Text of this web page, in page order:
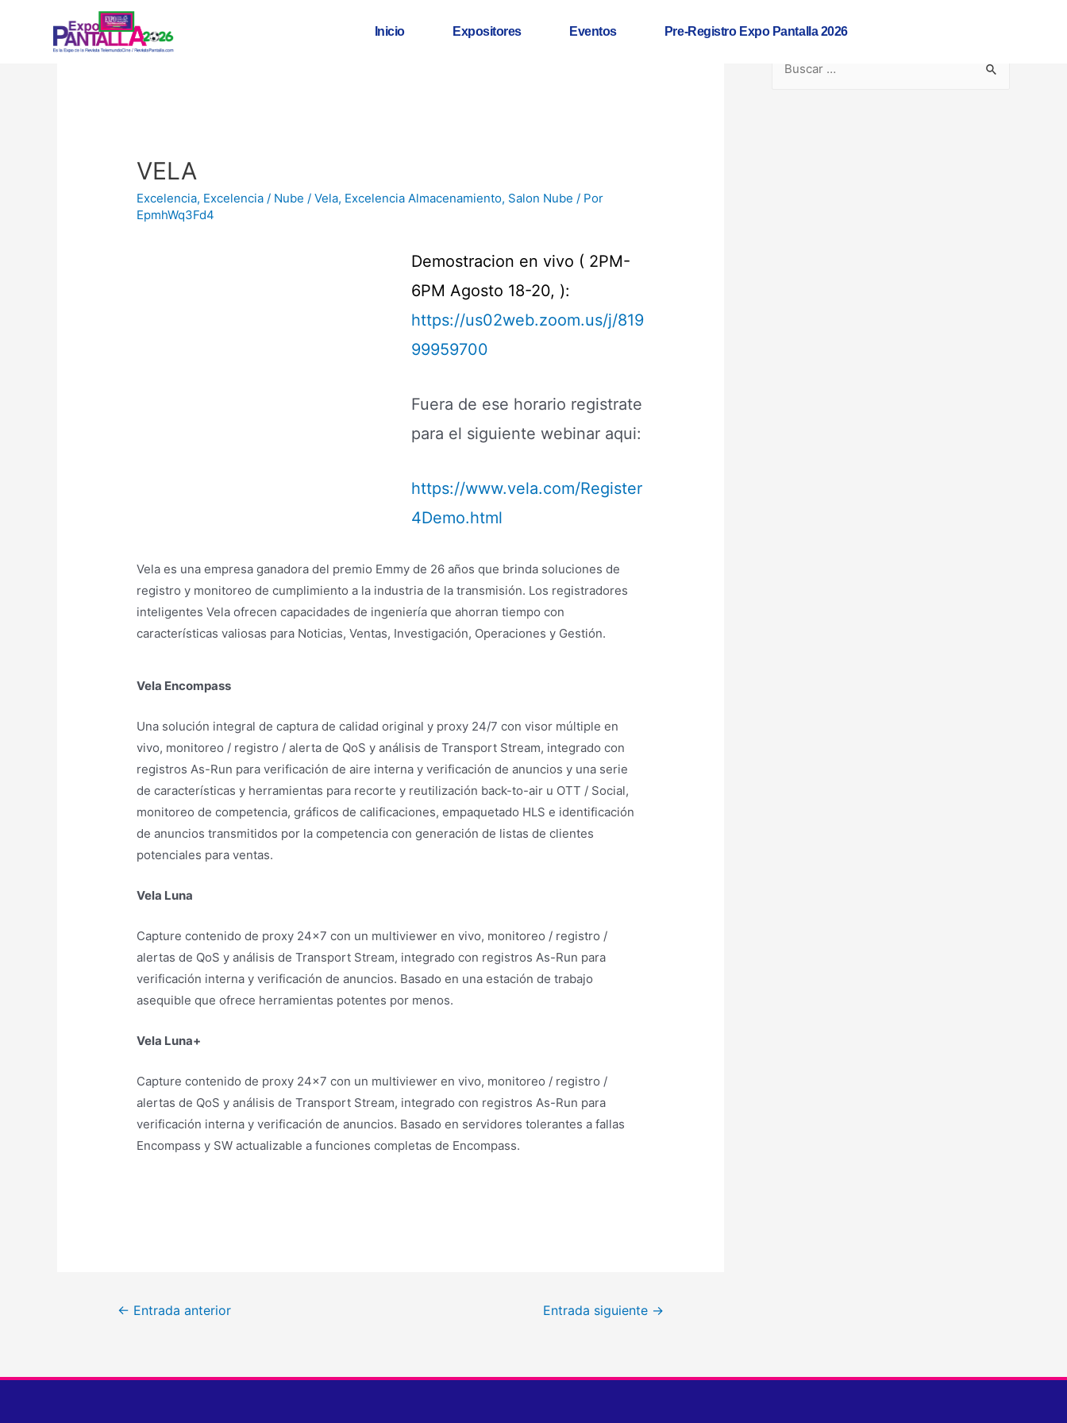
Inicio Expositores Eventos Pre-Registro Expo Pantalla 2026
VELA
Excelencia, Excelencia / Nube / Vela, Excelencia Almacenamiento, Salon Nube / Por
EpmhWq3Fd4
Demostracion en vivo ( 2PM-
6PM Agosto 18-20, ):
https://us02web.zoom.us/j/819
99959700
Fuera de ese horario registrate
para el siguiente webinar aqui:
https://www.vela.com/Register
4Demo.html
Vela es una empresa ganadora del premio Emmy de 26 años que brinda soluciones de
registro y monitoreo de cumplimiento a la industria de la transmisión. Los registradores
inteligentes Vela ofrecen capacidades de ingeniería que ahorran tiempo con
características valiosas para Noticias, Ventas, Investigación, Operaciones y Gestión.
Vela Encompass
Una solución integral de captura de calidad original y proxy 24/7 con visor múltiple en
vivo, monitoreo / registro / alerta de QoS y análisis de Transport Stream, integrado con
registros As-Run para verificación de aire interna y verificación de anuncios y una serie
de características y herramientas para recorte y reutilización back-to-air u OTT / Social,
monitoreo de competencia, gráficos de calificaciones, empaquetado HLS e identificación
de anuncios transmitidos por la competencia con generación de listas de clientes
potenciales para ventas.
Vela Luna
Capture contenido de proxy 24×7 con un multiviewer en vivo, monitoreo / registro /
alertas de QoS y análisis de Transport Stream, integrado con registros As-Run para
verificación interna y verificación de anuncios. Basado en una estación de trabajo
asequible que ofrece herramientas potentes por menos.
Vela Luna+
Capture contenido de proxy 24×7 con un multiviewer en vivo, monitoreo / registro /
alertas de QoS y análisis de Transport Stream, integrado con registros As-Run para
verificación interna y verificación de anuncios. Basado en servidores tolerantes a fallas
Encompass y SW actualizable a funciones completas de Encompass.
← Entrada anterior Entrada siguiente →